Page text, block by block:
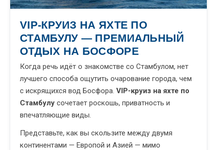
VIP-КРУИЗ НА ЯХТЕ ПО
СТАМБУЛУ — ПРЕМИАЛЬНЫЙ
ОТДЫХ НА БОСФОРЕ
Когда речь идёт о знакомстве со Стамбулом, нет
лучшего способа ощутить очарование города, чем
с искрящихся вод Босфора. VIP-круиз на яхте по
Стамбулу сочетает роскошь, приватность и
впечатляющие виды.
Представьте, как вы скользите между двумя
континентами — Европой и Азией — мимо